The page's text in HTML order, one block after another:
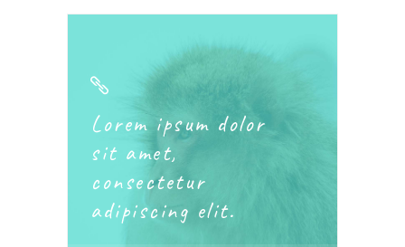
Lorem ipsum dolor
sit amet,
consectetur
adipiscing elit.